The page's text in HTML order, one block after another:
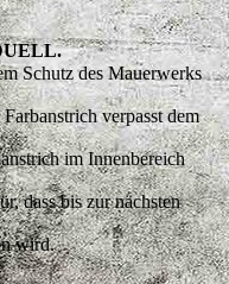
Schutz des Mauerwerks
verpasst dem
im Innenbereich
dass bis zur nächsten
wird.